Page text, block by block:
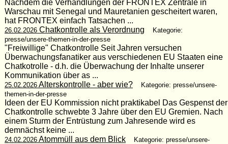
Nachdem die Verhandlungen der FRONTEX Zentrale in
Warschau mit Senegal und Mauretanien gescheitert waren,
hat FRONTEX einfach Tatsachen ...
26.02.2026Chatkontrolle als Verordnung
Kategorie:
presse/unsere-themen-in-der-presse
"Freiwillige" Chatkontrolle Seit Jahren versuchen
Überwachungsfanatiker aus verschiedenen EU Staaten eine
Chatkotrolle - d.h. die Überwachung der Inhalte unserer
Kommunikation über as ...
25.02.2026Alterskontrolle - aber wie?
Kategorie: presse/unsere-
themen-in-der-presse
Ideen der EU Kommission nicht praktikabel Das Gespenst der
Chatkontrolle schwebte 3 Jahre über den EU Gremien. Nach
einem Sturm der Entrüstung zum Jahresende wird es
demnächst keine ...
24.02.2026Atommüll aus dem Blick
Kategorie: presse/unsere-